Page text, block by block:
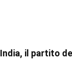
India, il partito